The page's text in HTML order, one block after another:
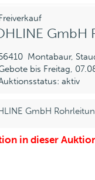
GmbH
Montabaur,
bis Freitag,
aktiv
GmbH
in dieser